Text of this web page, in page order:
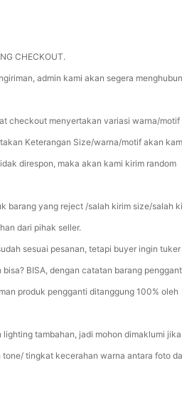
CHECKOUT.
admin kami akan segera
checkout menyertakan variasi warna/motif
Keterangan Size/warna/motif akan
direspon, maka akan kami kirim random
barang yang reject /salah kirim size/salah
dari pihak seller.
sesuai pesanan, tetapi buyer ingin tuker
BISA, dengan catatan barang
produk pengganti ditanggung 100% oleh
tambahan, jadi mohon dimaklumi jika
tingkat kecerahan warna antara foto